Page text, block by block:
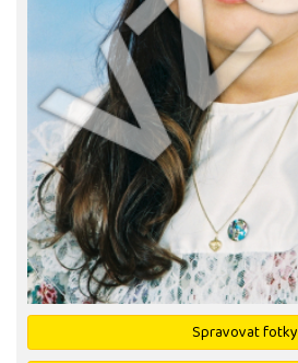
Spravovat fotky